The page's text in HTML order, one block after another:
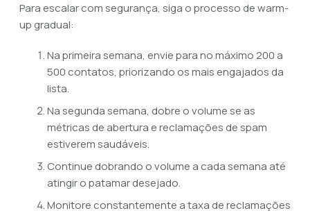
Para escalar com segurança, siga o processo de warm-
up gradual:
Na primeira semana, envie para no máximo 200 a
500 contatos, priorizando os mais engajados da
lista.
Na segunda semana, dobre o volume se as
métricas de abertura e reclamações de spam
estiverem saudáveis.
Continue dobrando o volume a cada semana até
atingir o patamar desejado.
Monitore constantemente a taxa de reclamações